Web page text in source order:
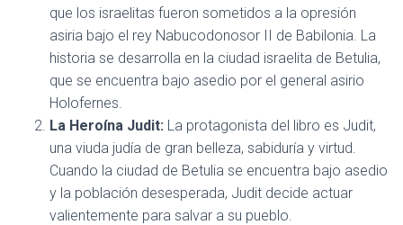
que los israelitas fueron sometidos a la opresión
asiria bajo el rey Nabucodonosor II de Babilonia. La
historia se desarrolla en la ciudad israelita de Betulia,
que se encuentra bajo asedio por el general asirio
Holofernes.
La Heroína Judit: La protagonista del libro es Judit,
una viuda judía de gran belleza, sabiduría y virtud.
Cuando la ciudad de Betulia se encuentra bajo asedio
y la población desesperada, Judit decide actuar
valientemente para salvar a su pueblo.